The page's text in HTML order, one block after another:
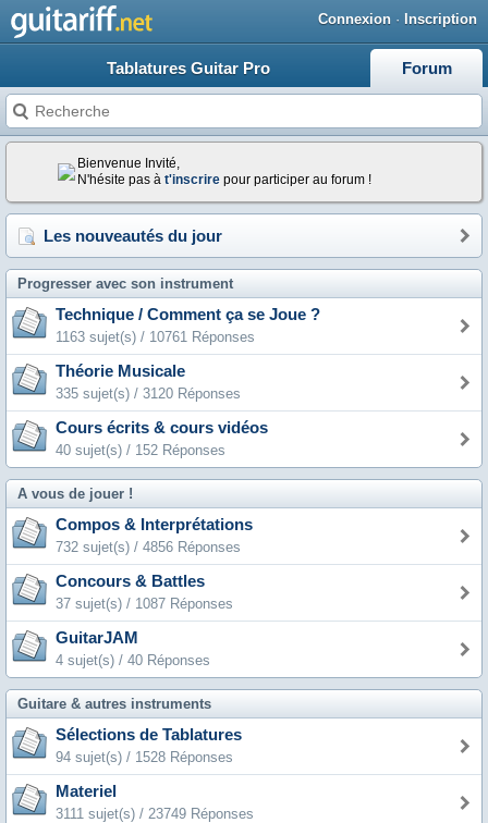
Connexion · Inscription
Tablatures Guitar Pro Forum
Bienvenue Invité,
N'hésite pas à t'inscrire pour participer au forum !
Les nouveautés du jour
Progresser avec son instrument
Technique / Comment ça se Joue ?
1163 sujet(s) / 10761 Réponses
Théorie Musicale
335 sujet(s) / 3120 Réponses
Cours écrits & cours vidéos
40 sujet(s) / 152 Réponses
A vous de jouer !
Compos & Interprétations
732 sujet(s) / 4856 Réponses
Concours & Battles
37 sujet(s) / 1087 Réponses
GuitarJAM
4 sujet(s) / 40 Réponses
Guitare & autres instruments
Sélections de Tablatures
94 sujet(s) / 1528 Réponses
Materiel
3111 sujet(s) / 23749 Réponses